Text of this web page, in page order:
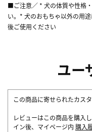
■ご注意／ * 犬の体質や性格
い。* 犬のおもちゃ以外の用
後ご使用ください
ユー
この商品に寄せられたカス
レビューはこの商品を購入
イン後、マイページ内 購入